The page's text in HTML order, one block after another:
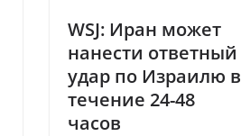
WSJ: Иран может
нанести ответный
удар по Израилю в
течение 24-48
часов